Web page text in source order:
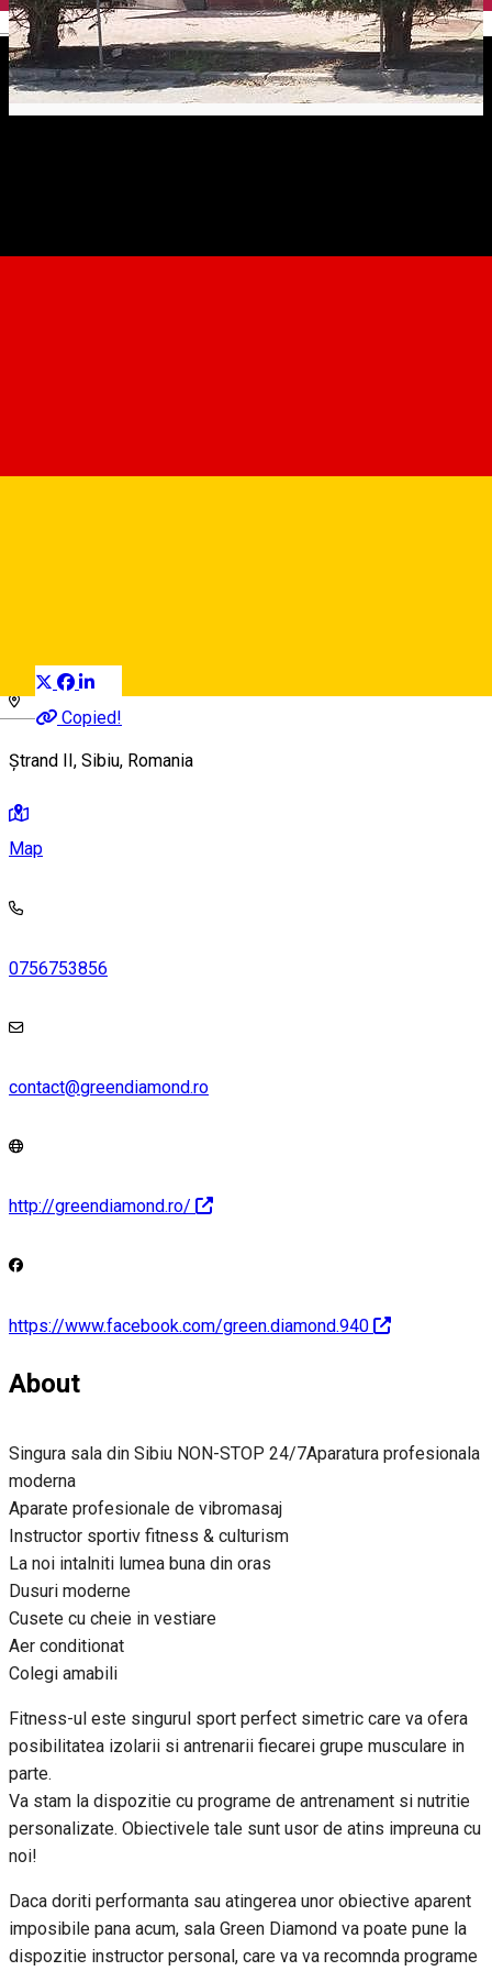
English
DeutschCopied!
Ștrand II, Sibiu, Romania
Map
0756753856
contact@greendiamond.ro
http://greendiamond.ro/
https://www.facebook.com/green.diamond.940
About
Singura sala din Sibiu NON-STOP 24/7Aparatura profesionala
moderna
Aparate profesionale de vibromasaj
Instructor sportiv fitness & culturism
La noi intalniti lumea buna din oras
Dusuri moderne
Cusete cu cheie in vestiare
Aer conditionat
Colegi amabili
Fitness-ul este singurul sport perfect simetric care va ofera
posibilitatea izolarii si antrenarii fiecarei grupe musculare in
parte.
Va stam la dispozitie cu programe de antrenament si nutritie
personalizate. Obiectivele tale sunt usor de atins impreuna cu
noi!
Daca doriti performanta sau atingerea unor obiective aparent
imposibile pana acum, sala Green Diamond va poate pune la
dispozitie instructor personal, care va va recomnda programe